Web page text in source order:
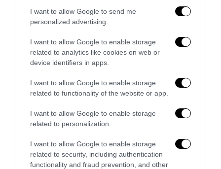
I want to allow Google to send me
personalized advertising.
I want to allow Google to enable storage
related to analytics like cookies on web or
device identifiers in apps.
I want to allow Google to enable storage
related to functionality of the website or app.
I want to allow Google to enable storage
related to personalization.
I want to allow Google to enable storage
related to security, including authentication
functionality and fraud prevention, and other
Berlino, l’islamismo colpisce il Pride: il perpetuo
fallimento dell’integrazione
27 Luglio 2026